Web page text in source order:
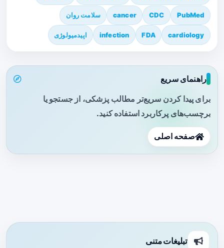
PubMed
CDC
cancer سلامت روان
cardiology
FDA
infection اپیدمیولوژی
راهنمای سریع
برای پیدا کردن سریع‌تر مطالب پزشکی، از جستجو یا
برچسب‌های پرکاربرد استفاده کنید.
صفحه اصلی
تبلیغات متنی